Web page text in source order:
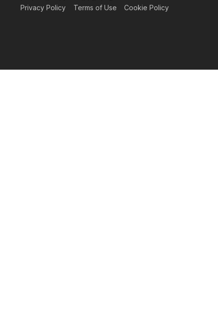
Privacy Policy
Terms of Use Cookie Policy